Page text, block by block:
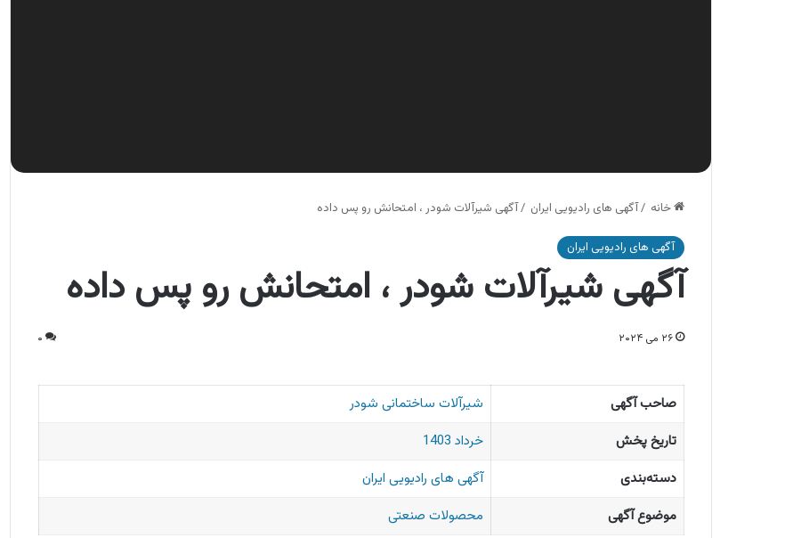
خانه /آگهی های رادیویی ایران /آگهی شیرآلات شودر ، امتحانش رو پس داده
آگهی های رادیویی ایران
آگهی شیرآلات شودر ، امتحانش رو پس داده
۲۶ می ۲۰۲۴ ۰
صاحب آگهی
شیرآلات ساختمانی شودر
تاریخ پخش
خرداد 1403
دسته‌بندی
آگهی های رادیویی ایران
موضوع آگهی
محصولات صنعتی